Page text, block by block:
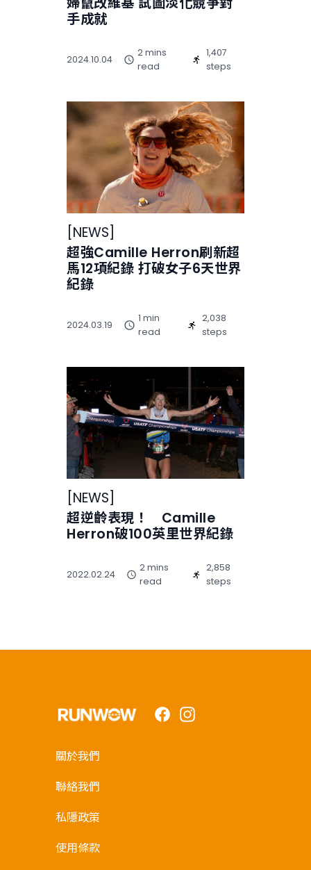
手成就
2024.10.04
2 mins
read
1,407
steps
NEWS
超強Camille Herron刷新超
馬12項紀錄 打破女子6天世界
紀錄
2024.03.19
1 min
read
2,038
steps
NEWS
超逆齡表現！ Camille
Herron破100英里世界紀錄
2022.02.24
2 mins
read
2,858
steps
FacebookInstagram
關於我們
聯絡我們
私隱政策
使用條款